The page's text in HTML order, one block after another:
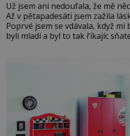
Už jsem ani nedoufala, že mě
Až v pětapadesáti jsem zažila
Poprvé jsem se vdávala, když mi
byli mladí a byl to tak říkajíc
Manželství nám oběma moc